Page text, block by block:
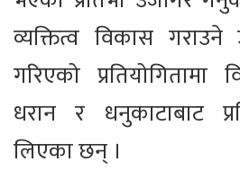
व्यक्तित्व विकास
गरिएको प्रतियोगितामा
धरान र धनुकाटाबाट
लिएका छन् ।